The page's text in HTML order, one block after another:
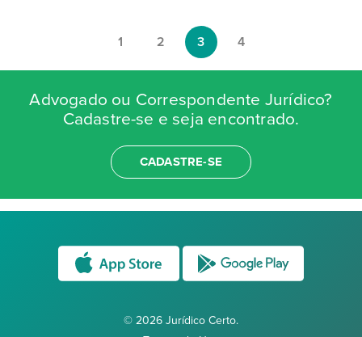
1 2 3 4
Advogado ou Correspondente Jurídico?
Cadastre-se e seja encontrado.
CADASTRE-SE
© 2026 Jurídico Certo.